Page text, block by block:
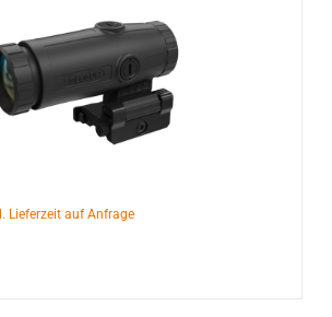
Lieferzeit auf Anfrage